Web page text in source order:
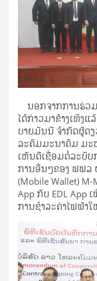
ນອກຈາກການຮ່ວ
ໄດ້ກ່າວມາຂ້າງເທິງແ
ບາຍມັນນີ ຈໍາກັດຜູ້ດ
ລະຄົມມະນາຄົມ ມະ
ເຫັນດີເຊື່ອມຕໍ່ລະບົບ
ການອື່ນໆຂອງ ຟຟລ
(Mobile Wallet)
App ກັບ EDL App
ການຊຳລະຄ່າໄຟຟ້າ